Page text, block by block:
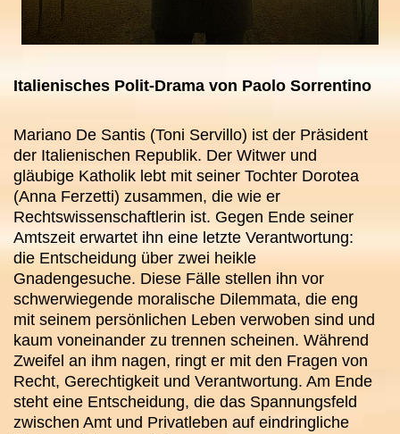
Italienisches Polit-Drama von Paolo Sorrentino
Mariano De Santis (Toni Servillo) ist der Präsident
der Italienischen Republik. Der Witwer und
gläubige Katholik lebt mit seiner Tochter Dorotea
(Anna Ferzetti) zusammen, die wie er
Rechtswissenschaftlerin ist. Gegen Ende seiner
Amtszeit erwartet ihn eine letzte Verantwortung:
die Entscheidung über zwei heikle
Gnadengesuche. Diese Fälle stellen ihn vor
schwerwiegende moralische Dilemmata, die eng
mit seinem persönlichen Leben verwoben sind und
kaum voneinander zu trennen scheinen. Während
Zweifel an ihm nagen, ringt er mit den Fragen von
Recht, Gerechtigkeit und Verantwortung. Am Ende
steht eine Entscheidung, die das Spannungsfeld
zwischen Amt und Privatleben auf eindringliche